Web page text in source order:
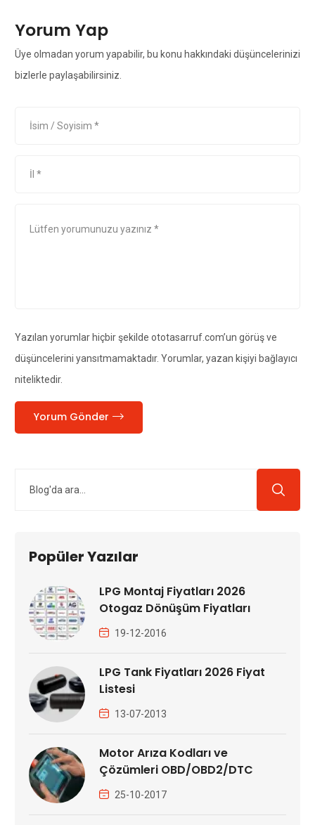
Yorum Yap
Üye olmadan yorum yapabilir, bu konu hakkındaki düşüncelerinizi
bizlerle paylaşabilirsiniz.
Yazılan yorumlar hiçbir şekilde ototasarruf.com’un görüş ve
düşüncelerini yansıtmamaktadır. Yorumlar, yazan kişiyi bağlayıcı
niteliktedir.
Yorum Gönder
Popüler Yazılar
LPG Montaj Fiyatları 2026
Otogaz Dönüşüm Fiyatları
19-12-2016
LPG Tank Fiyatları 2026 Fiyat
Listesi
13-07-2013
Motor Arıza Kodları ve
Çözümleri OBD/OBD2/DTC
25-10-2017